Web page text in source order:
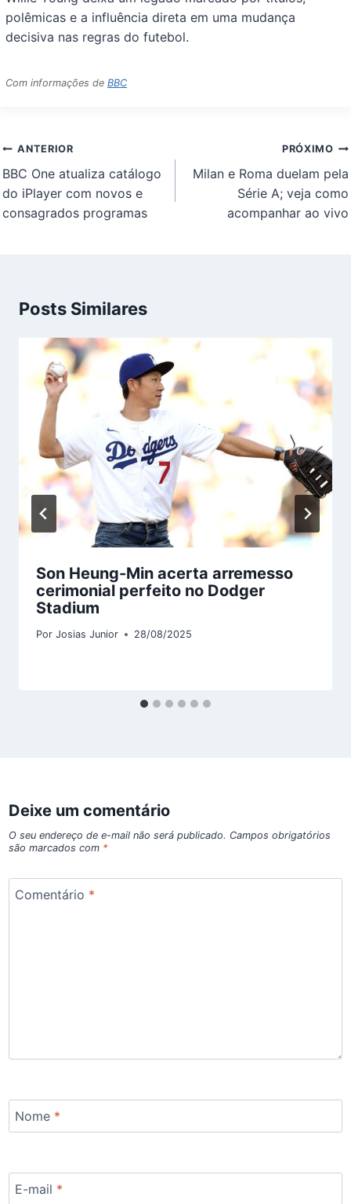
polêmicas e a influência direta em uma mudança
decisiva nas regras do futebol.
Com informações deBBC
Navegação
de
Post
ANTERIOR
BBC One atualiza catálogo
do iPlayer com novos e
consagrados programas
PRÓXIMO
Milan e Roma duelam pela
Série A; veja como
acompanhar ao vivo
Posts Similares
Son Heung-Min acerta arremesso
cerimonial perfeito no Dodger
Stadium
Por Josias Junior 28/08/2025
Deixe um comentário
O seu endereço de e-mail não será publicado. Campos obrigatórios
são marcados com *
Comentário *
Nome *
E-mail *